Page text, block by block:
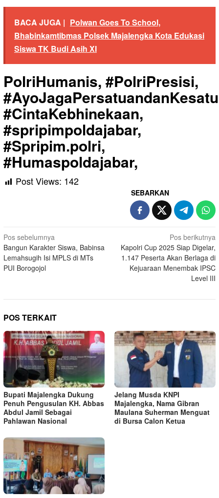
BACA JUGA | Polwan Goes To School,
Bhabinkamtibmas Polsek Majalengka Kota Edukasi
Siswa TK Budi Asih XI
PolriHumanis, #PolriPresisi,
#CintaKebhinekaan,
#spripimpoldajabar,
#Spripim.polri,
#Humaspoldajabar,
Post Views: 142
SEBARKAN
Navigasi
pos
Pos sebelumnya
Bangun Karakter Siswa, Babinsa
Lemahsugih Isi MPLS di MTs
PUI Borogojol
Pos berikutnya
Kapolri Cup 2025 Siap Digelar,
1.147 Peserta Akan Berlaga di
Kejuaraan Menembak IPSC
Level III
POS TERKAIT
Bupati Majalengka Dukung
Penuh Pengusulan KH. Abbas
Abdul Jamil Sebagai
Pahlawan Nasional
Jelang Musda KNPI
Majalengka, Nama Gibran
Maulana Suherman Menguat
di Bursa Calon Ketua